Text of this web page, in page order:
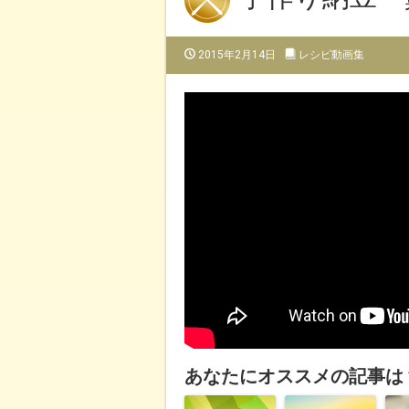
2015年2月14日 レシピ動画集
あなたにオススメの記事は